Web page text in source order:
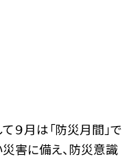
９月は「防災月間」で
害に備え、防災意識